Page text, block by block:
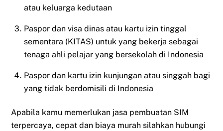
atau keluarga kedutaan
Paspor dan visa dinas atau kartu izin tinggal
sementara (KITAS) untuk yang bekerja sebagai
tenaga ahli pelajar yang bersekolah di Indonesia
Paspor dan kartu izin kunjungan atau singgah bagi
yang tidak berdomisili di Indonesia
Apabila kamu memerlukan jasa pembuatan SIM
terpercaya, cepat dan biaya murah silahkan hubungi